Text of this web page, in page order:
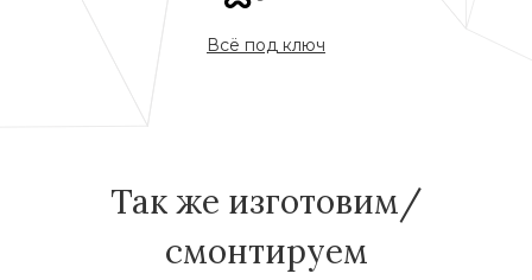
Всё под ключ
Так же изготовим/
смонтируем